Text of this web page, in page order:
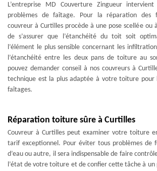
L’entreprise MD Couverture Zingueur
problèmes de faîtage. Pour la réparation des
couvreur à Curtilles procède à une pose scellée ou
de s’assurer que l’étanchéité du toit soit
l’élément le plus sensible concernant les
l’étanchéité entre les deux pans de toiture au
pouvez demander conseil à nos couvreurs à
technique est la plus adaptée à votre toiture pour
faîtages.
Réparation toiture sûre à Curtilles
Couvreur à Curtilles peut examiner votre toiture
tarif exceptionnel. Pour éviter tous problèmes de
d’eau ou autre, il sera indispensable de faire
l’état de votre toiture et de confier cette tâche à un